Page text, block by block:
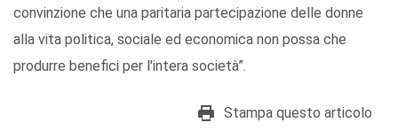
convinzione che una paritaria partecipazione delle donne
alla vita politica, sociale ed economica non possa che
produrre benefici per l'intera società”.
Stampa questo articolo